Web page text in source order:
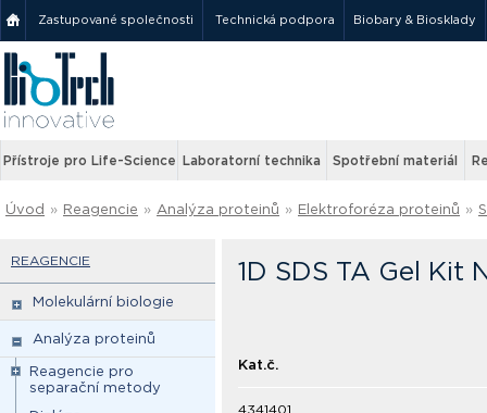
Zastupované společnosti Technická podpora Biobary & Biosklady
Přístroje pro Life-Science Laboratorní technika Spotřební materiál
Úvod » Reagencie » Analýza proteinů » Elektroforéza proteinů »
REAGENCIE
Molekulární biologie
Analýza proteinů
Reagencie pro
separační metody
1D SDS TA Gel Kit
Kat.č.
4341401